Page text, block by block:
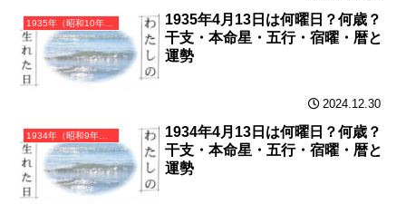
1935年（昭和10年）乙亥（きのとい）・亥年（いのしし年）カレンダー（月曜はじまり）
1935年4月13日は何曜日？何歳？
干支・本命星・五行・宿曜・暦と
運勢
2024.12.30
1934年（昭和9年）甲戌（きのえいぬ）・戌年（いぬ年）カレンダー（月曜はじまり）
1934年4月13日は何曜日？何歳？
干支・本命星・五行・宿曜・暦と
運勢